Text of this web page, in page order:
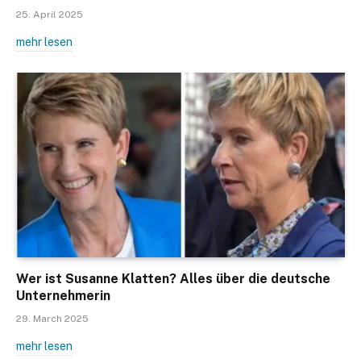
25. April 2025
mehr lesen
Wer ist Susanne Klatten? Alles über die deutsche
Unternehmerin
29. March 2025
mehr lesen